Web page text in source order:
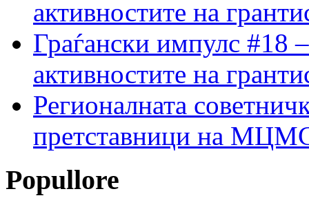
активностите на
Граѓански импулс #18
активностите на
Регионалната
претставници на МЦМС
Popullore